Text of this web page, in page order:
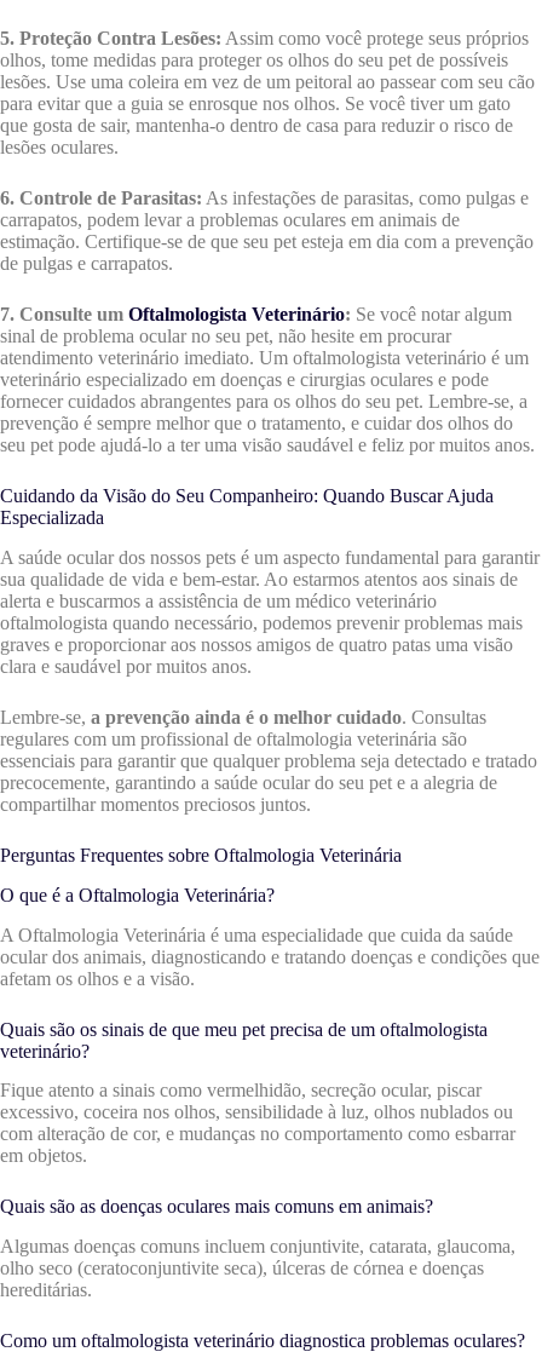
5. Proteção Contra Lesões: Assim como você protege seus próprios
olhos, tome medidas para proteger os olhos do seu pet de possíveis
lesões. Use uma coleira em vez de um peitoral ao passear com seu cão
para evitar que a guia se enrosque nos olhos. Se você tiver um gato
que gosta de sair, mantenha-o dentro de casa para reduzir o risco de
lesões oculares.
6. Controle de Parasitas: As infestações de parasitas, como pulgas e
carrapatos, podem levar a problemas oculares em animais de
estimação. Certifique-se de que seu pet esteja em dia com a prevenção
de pulgas e carrapatos.
7. Consulte um Oftalmologista Veterinário: Se você notar algum
sinal de problema ocular no seu pet, não hesite em procurar
atendimento veterinário imediato. Um oftalmologista veterinário é um
veterinário especializado em doenças e cirurgias oculares e pode
fornecer cuidados abrangentes para os olhos do seu pet. Lembre-se, a
prevenção é sempre melhor que o tratamento, e cuidar dos olhos do
seu pet pode ajudá-lo a ter uma visão saudável e feliz por muitos anos.
Cuidando da Visão do Seu Companheiro: Quando Buscar Ajuda
Especializada
A saúde ocular dos nossos pets é um aspecto fundamental para garantir
sua qualidade de vida e bem-estar. Ao estarmos atentos aos sinais de
alerta e buscarmos a assistência de um médico veterinário
oftalmologista quando necessário, podemos prevenir problemas mais
graves e proporcionar aos nossos amigos de quatro patas uma visão
clara e saudável por muitos anos.
Lembre-se, a prevenção ainda é o melhor cuidado. Consultas
regulares com um profissional de oftalmologia veterinária são
essenciais para garantir que qualquer problema seja detectado e tratado
precocemente, garantindo a saúde ocular do seu pet e a alegria de
compartilhar momentos preciosos juntos.
Perguntas Frequentes sobre Oftalmologia Veterinária
O que é a Oftalmologia Veterinária?
A Oftalmologia Veterinária é uma especialidade que cuida da saúde
ocular dos animais, diagnosticando e tratando doenças e condições que
afetam os olhos e a visão.
Quais são os sinais de que meu pet precisa de um oftalmologista
veterinário?
Fique atento a sinais como vermelhidão, secreção ocular, piscar
excessivo, coceira nos olhos, sensibilidade à luz, olhos nublados ou
com alteração de cor, e mudanças no comportamento como esbarrar
em objetos.
Quais são as doenças oculares mais comuns em animais?
Algumas doenças comuns incluem conjuntivite, catarata, glaucoma,
olho seco (ceratoconjuntivite seca), úlceras de córnea e doenças
hereditárias.
Como um oftalmologista veterinário diagnostica problemas oculares?